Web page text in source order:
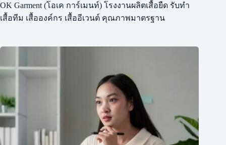
OK Garment (โอเค การ์เมนท์) โรงงานผลิตเสื้อยืด รับทำ
เสื้อทีม เสื้อองค์กร เสื้ออีเวนต์ คุณภาพมาตรฐาน